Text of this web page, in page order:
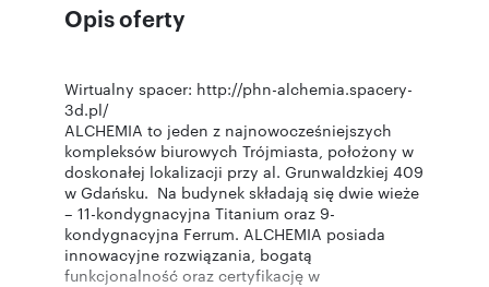
Opis oferty
Wirtualny spacer: http://phn-alchemia.spacery-
3d.pl/
ALCHEMIA to jeden z najnowocześniejszych
kompleksów biurowych Trójmiasta, położony w
doskonałej lokalizacji przy al. Grunwaldzkiej 409
w Gdańsku. Na budynek składają się dwie wieże
– 11-kondygnacyjna Titanium oraz 9-
kondygnacyjna Ferrum. ALCHEMIA posiada
innowacyjne rozwiązania, bogatą
funkcjonalność oraz certyfikację w